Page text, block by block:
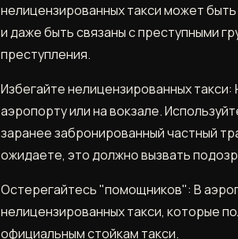
нелицензированных такси может
и даже быть связаны с преступными
преступления.
Избегайте нелицензированных такси:
аэропорту или на вокзале.
заранее забронированный частный
ожидаете, это должно вызвать
Остерегайтесь "помощников": В
нелицензированных такси, которые
официальным стойкам такси.